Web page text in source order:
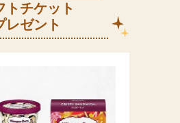
トチケット
レゼント